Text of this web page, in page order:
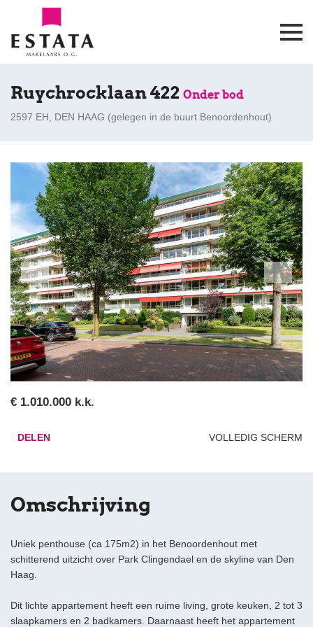
Ruychrocklaan 422 Onder bod
2597 EH, DEN HAAG (gelegen in de buurt Benoordenhout)
€ 1.010.000 k.k.
DELEN VOLLEDIG SCHERM
Omschrijving
Uniek penthouse (ca 175m2) in het Benoordenhout met
schitterend uitzicht over Park Clingendael en de skyline van Den
Haag.
Dit lichte appartement heeft een ruime living, grote keuken, 2 tot 3
slaapkamers en 2 badkamers. Daarnaast heeft het appartement